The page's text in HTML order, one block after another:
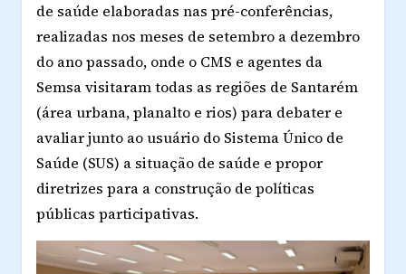
de saúde elaboradas nas pré-conferências,
realizadas nos meses de setembro a dezembro
do ano passado, onde o CMS e agentes da
Semsa visitaram todas as regiões de Santarém
(área urbana, planalto e rios) para debater e
avaliar junto ao usuário do Sistema Único de
Saúde (SUS) a situação de saúde e propor
diretrizes para a construção de políticas
públicas participativas.